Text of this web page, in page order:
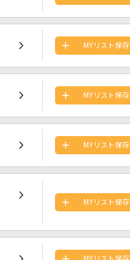
MYリスト保存
MYリスト保存
MYリスト保存
MYリスト保存